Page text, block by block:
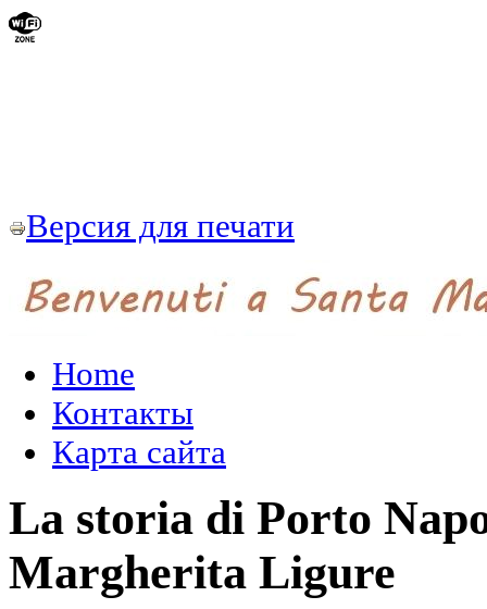
Версия для печати
Home
Контакты
Карта сайта
La storia di Porto
Margherita Ligure